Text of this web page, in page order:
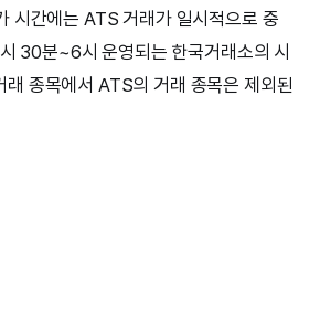
시간에는 ATS 거래가 일시적으로 중
30분~6시 운영되는 한국거래소의 시
래 종목에서 ATS의 거래 종목은 제외된